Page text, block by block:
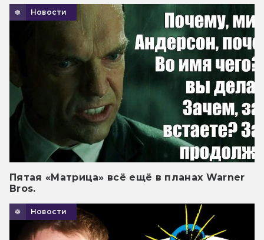
Новости
Пятая «Матрица» всё ещё в планах Warner
Bros.
Новости